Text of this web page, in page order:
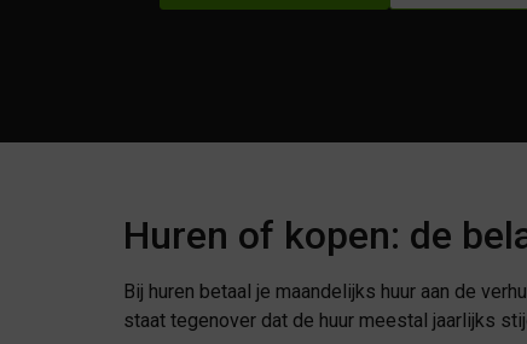
Huren of kopen: de
Bij huren betaal je maandelijks huur aan de
staat tegenover dat de huur meestal jaarlijks